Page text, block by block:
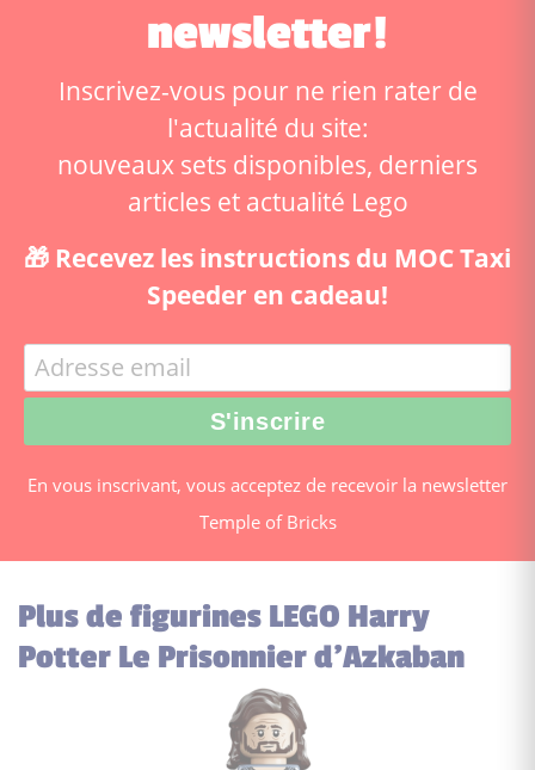
newsletter!
Inscrivez-vous pour ne rien rater de
l'actualité du site:
nouveaux sets disponibles, derniers
articles et actualité Lego
🎁 Recevez les instructions du MOC Taxi
Speeder en cadeau!
En vous inscrivant, vous acceptez de recevoir la newsletter
Temple of Bricks
Plus de figurines LEGO Harry
Potter Le Prisonnier d’Azkaban